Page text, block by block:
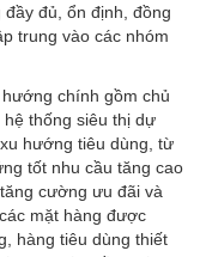
đủ, ổn định, đồng
trung vào các nhóm
chính gồm chủ
thống siêu thị dự
hướng tiêu dùng, từ
tốt nhu cầu tăng cao
cường ưu đãi và
mặt hàng được
hàng tiêu dùng thiết